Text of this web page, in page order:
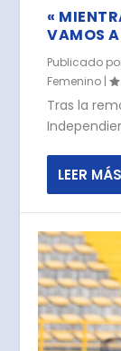
«
VAMOS
Publicado
Femenino |
Tras la
LEER MÁS